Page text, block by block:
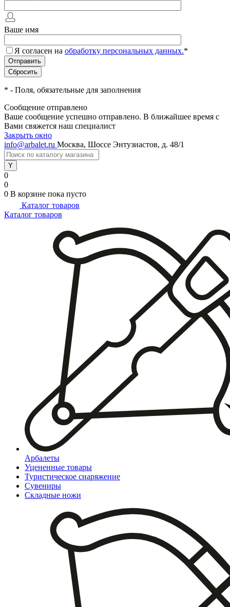
Ваше имя
Я согласен на обработку персональных данных.*
* - Поля, обязательные для заполнения
Сообщение отправлено
Ваше сообщение успешно отправлено. В ближайшее время с
Вами свяжется наш специалист
Закрыть окно
info@arbalet.ru Москва, Шоссе Энтузиастов, д. 48/1
0
0
0 В корзине пока пусто
Каталог товаров
Каталог товаров
Арбалеты
Уцененные товары
Туристическое снаряжение
Сувениры
Складные ножи